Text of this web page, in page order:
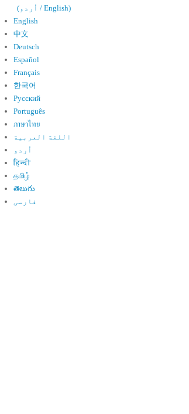
(اُردو / English)
English
中文
Deutsch
Español
Français
한국어
Русский
Português
ภาษาไทย
اللغة العربية
اُردو
हिन्दी
தமிழ்
తెలుగు
فارسی